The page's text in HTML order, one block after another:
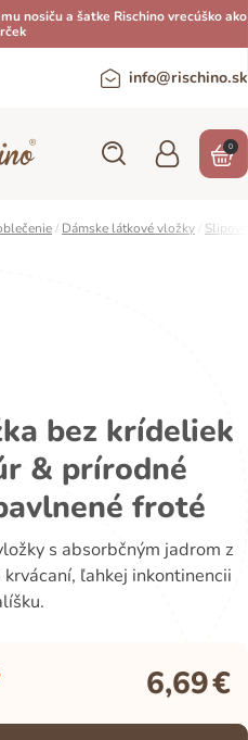
nosiču a šatke Rischino vrecúško ako
info@rischino.sk
0
/ Dámske látkové vložky
bez krídeliek
& prírodné
froté
s absorbčným jadrom z
ľahkej inkontinencii
6,69€